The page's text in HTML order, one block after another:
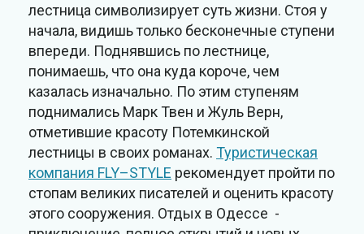
лестница символизирует суть жизни. Стоя у
начала, видишь только бесконечные ступени
впереди. Поднявшись по лестнице,
понимаешь, что она куда короче, чем
казалась изначально. По этим ступеням
поднимались Марк Твен и Жуль Верн,
отметившие красоту Потемкинской
лестницы в своих романах. Туристическая
компания FLY–STYLE рекомендует пройти по
стопам великих писателей и оценить красоту
этого сооружения. Отдых в Одессе -